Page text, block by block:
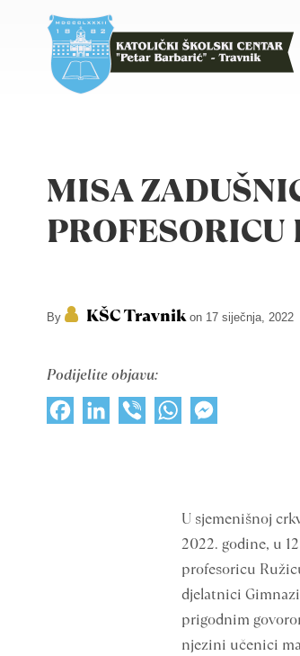
MISA
PROFESORICU
By KŠC Travnikon 17 siječnja, 2022
Podijelite objavu:
FacebookLinkedInViber WhatsApp
U sjemenišnoj
2022. godine, u
profesoricu
djelatnici
prigodnim
njezini učenici